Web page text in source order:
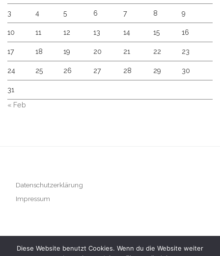
3 4 5 6 7 8 9
10 11 12 13 14 15 16
17 18 19 20 21 22 23
24 25 26 27 28 29 30
31
« Feb
Datenschutzerklärung
Impressum
Diese Website benutzt Cookies. Wenn du die Website weiter